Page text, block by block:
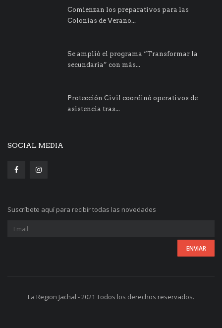
Comienzan los preparativos para las
Colonias de Verano...
Se amplió el programa “Transformar la
secundaria” con más...
Protección Civil coordinó operativos de
asistencia tras...
SOCIAL MEDIA
Suscríbete aquí para recibir todas las novedades
La Region Jachal - 2021 Todos los derechos reservados.